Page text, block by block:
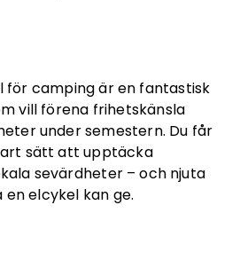
för camping är en fantastisk
vill förena frihetskänsla
under semestern. Du får
sätt att upptäcka
sevärdheter – och njuta
elcykel kan ge.